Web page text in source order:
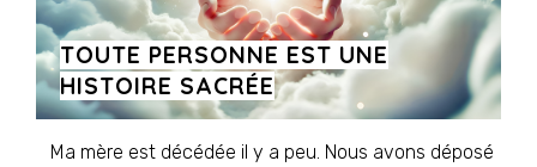
TOUTE PERSONNE EST UNE
HISTOIRE SACRÉE
Ma mère est décédée il y a peu. Nous avons déposé